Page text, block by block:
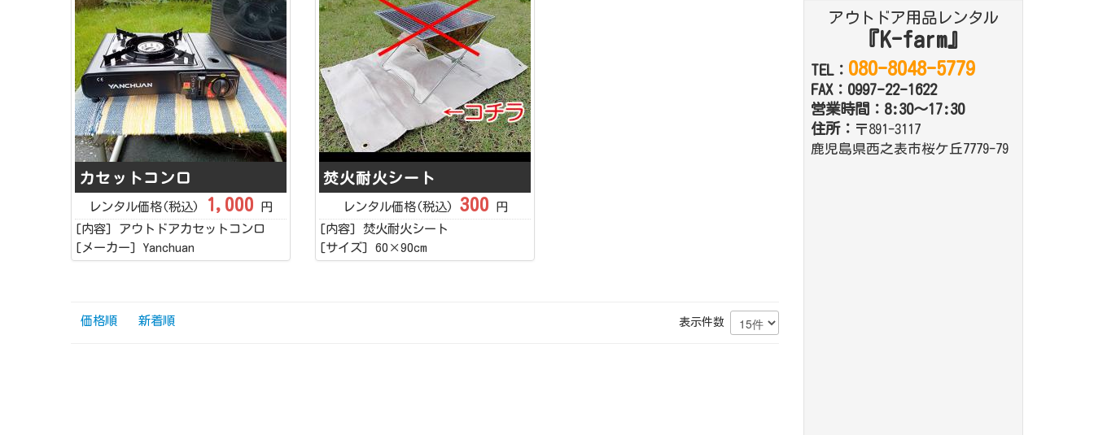
カセットコンロ
レンタル価格(税込) 1,000 円
[内容] アウトドアカセットコンロ
[メーカー] Yanchuan
焚火耐火シート
レンタル価格(税込) 300 円
[内容] 焚火耐火シート
[サイズ] 60×90cm
価格順 新着順 表示件数
アウトドア用品レンタル
『K-farm』
TEL： 080-8048-5779
FAX：0997-22-1622
営業時間：8:30～17:30
住所： 〒891-3117
鹿児島県西之表市桜ケ丘7779-79